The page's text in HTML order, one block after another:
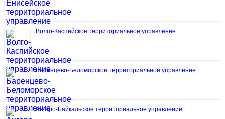
Волго-Каспийское территориальное управление
Баренцево-Беломорское территориальное управление
Ангаро-Байкальское территориальное управление